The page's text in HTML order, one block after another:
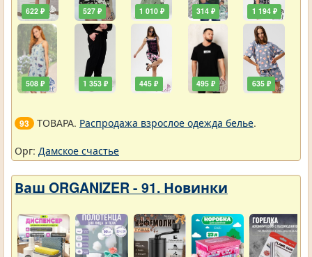
622 ₽
508 ₽
527 ₽
1 353 ₽
1 010 ₽
445 ₽
314 ₽
495 ₽
1 194 ₽
635 ₽
93 ТОВАРА. Распродажа взрослое одежда белье.
Орг: Дамское счастье
Ваш ORGANIZER - 91. Новинки